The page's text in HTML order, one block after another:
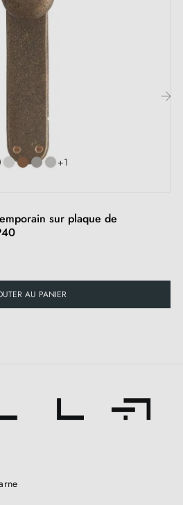
précises dans les notes de
d’adapter le kit de
+1
sur plaque de
AU PANIER